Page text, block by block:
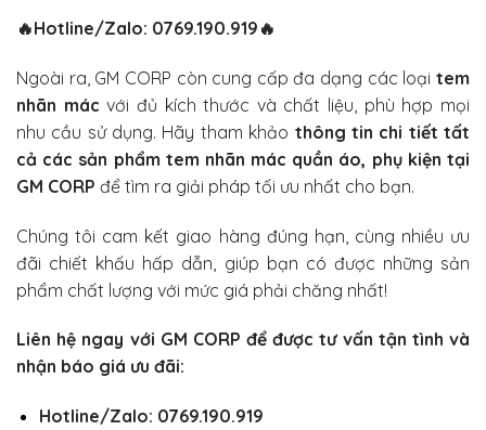
🔥Hotline/Zalo: 0769.190.919 🔥
Ngoài ra, GM CORP còn cung cấp đa dạng các loại tem
nhãn mác với đủ kích thước và chất liệu, phù hợp mọi
nhu cầu sử dụng. Hãy tham khảo thông tin chi tiết tất
cả các sản phẩm tem nhãn mác quần áo, phụ kiện tại
GM CORP để tìm ra giải pháp tối ưu nhất cho bạn.
Chúng tôi cam kết giao hàng đúng hạn, cùng nhiều ưu
đãi chiết khấu hấp dẫn, giúp bạn có được những sản
phẩm chất lượng với mức giá phải chăng nhất!
Liên hệ ngay với GM CORP để được tư vấn tận tình và
nhận báo giá ưu đãi:
Hotline/Zalo: 0769.190.919